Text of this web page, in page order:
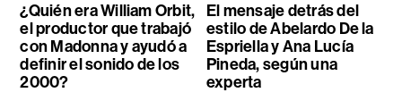
¿Quién era William Orbit,
el productor que trabajó
con Madonna y ayudó a
definir el sonido de los
2000?
El mensaje detrás del
estilo de Abelardo De la
Espriella y Ana Lucía
Pineda, según una
experta